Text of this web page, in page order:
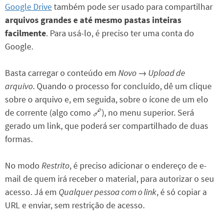
Google Drivetambém pode ser usado para compartilhar
arquivos grandes e até mesmo pastas inteiras
facilmente. Para usá-lo, é preciso ter uma conta do
Google.
Basta carregar o conteúdo em Novo → Upload de
arquivo. Quando o processo for concluído, dê um clique
sobre o arquivo e, em seguida, sobre o ícone de um elo
de corrente (algo como 🔗), no menu superior. Será
gerado um link, que poderá ser compartilhado de duas
formas.
No modo Restrito, é preciso adicionar o endereço de e-
mail de quem irá receber o material, para autorizar o seu
acesso. Já em Qualquer pessoa com o link, é só copiar a
URL e enviar, sem restrição de acesso.